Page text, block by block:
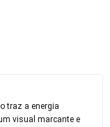
traz a energia
visual marcante e